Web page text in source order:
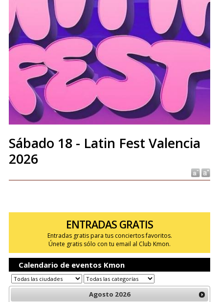
Sábado 18 - Latin Fest Valencia
2026
ENTRADAS GRATIS
Entradas gratis para tus conciertos favoritos.
Únete gratis sólo con tu email al Club Kmon.
Calendario de eventos Kmon
Agosto 2026